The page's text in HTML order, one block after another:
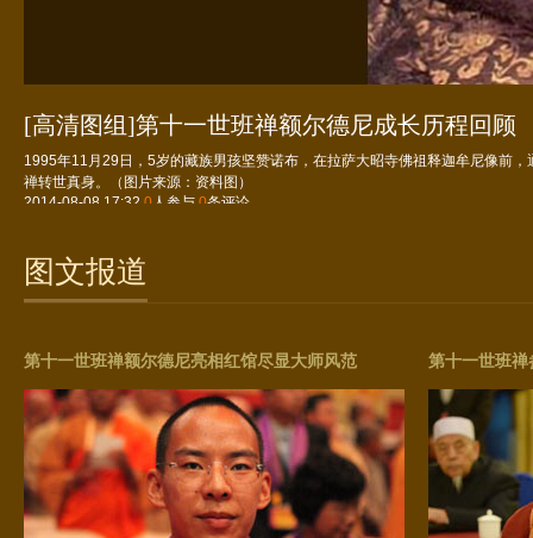
[高清图组]第十一世班禅额尔德尼成长历程回顾
1995年11月29日，5岁的藏族男孩坚赞诺布，在拉萨大昭寺佛祖释迦牟尼像前，
禅转世真身。（图片来源：资料图）
2014-08-08 17:32 0 人参与 0条评论
图文报道
第十一世班禅额尔德尼亮相红馆尽显大师风范 第十一世班